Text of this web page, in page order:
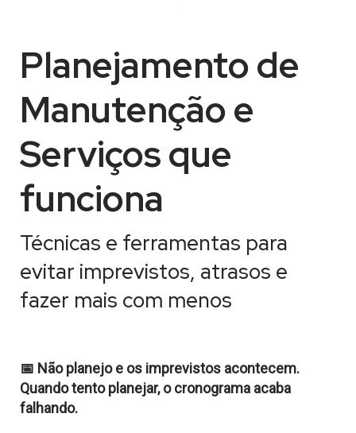
Planejamento de
Manutenção e
Serviços que
funciona
Técnicas e ferramentas para
evitar imprevistos, atrasos e
fazer mais com menos
📅 Não planejo e os imprevistos acontecem.
Quando tento planejar, o cronograma acaba
falhando.